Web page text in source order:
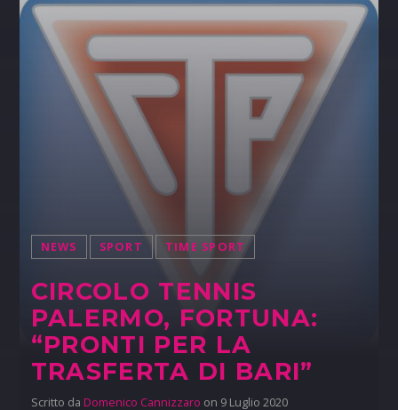
NEWS SPORT TIME SPORT
CIRCOLO TENNIS
PALERMO, FORTUNA:
“PRONTI PER LA
TRASFERTA DI BARI”
Scritto da Domenico Cannizzaro on 9 Luglio 2020